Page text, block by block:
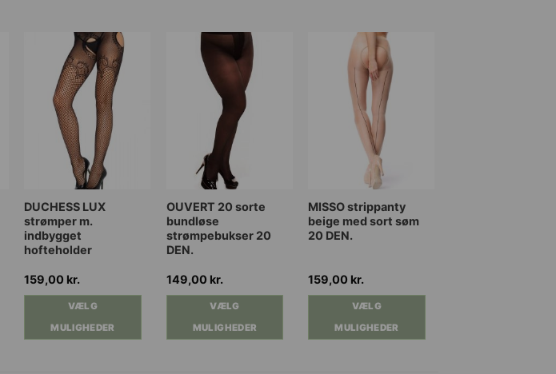
DUCHESS LUX
strømper m.
indbygget
hofteholder
159,00 kr.
VÆLG
MULIGHEDER
Dette
vare
har
varianter.
Mulighederne
vælges
OUVERT 20 sorte
bundløse
strømpebukser 20
DEN.
149,00 kr.
VÆLG
MULIGHEDER
Dette
vare
har
varianter.
Mulighederne
vælges
MISSO strippanty
beige med sort søm
20 DEN.
159,00 kr.
VÆLG
MULIGHEDER
Dette
vare
har
varianter.
Mulighederne
vælges